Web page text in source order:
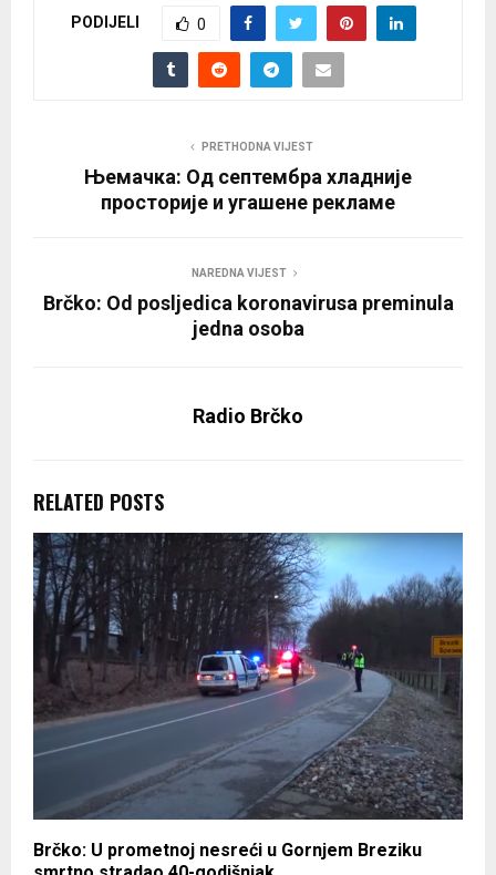
PODIJELI 0
PRETHODNA VIJEST
Њемачка: Од септембра хладније
просторије и угашене рекламе
NAREDNA VIJEST
Brčko: Od posljedica koronavirusa preminula
jedna osoba
Radio Brčko
RELATED POSTS
Brčko: U prometnoj nesreći u Gornjem Breziku